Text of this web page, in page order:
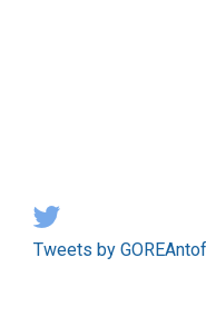
Tweets by